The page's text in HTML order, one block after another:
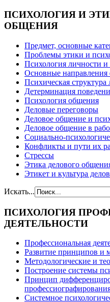
ПСИХОЛОГИЯ И
ОБЩЕНИЯ
Предмет, основные
Проблемы этики и
Психология личности
Основные направления
Психическая структура
Детерминация
Психология общения
Деловые переговоры
Деловое общение и
Деловое общение в
Cоциально-
Конфликты и пути их
Стрессы
Этика делового
Этикет и культура
Искать...
ПСИХОЛОГИЯ
ДЕЯТЕЛЬНОСТИ
Профессиональная
Развитие принципов и
Методологические и
Построение системы
Принцип
Системное